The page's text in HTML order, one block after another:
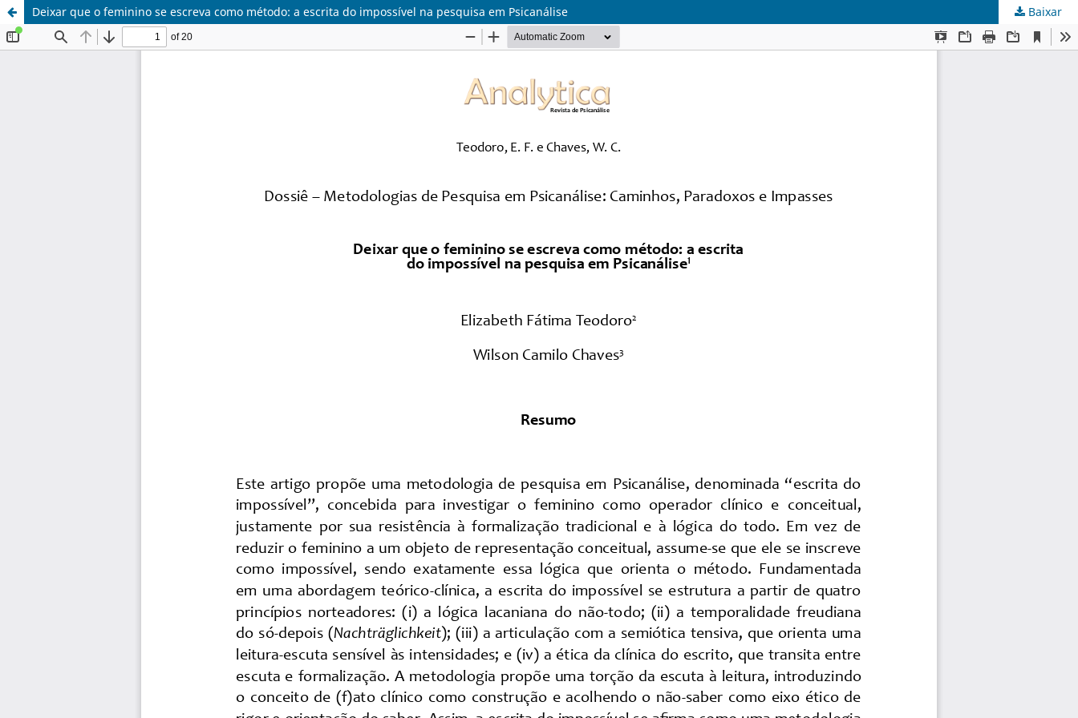
Deixar que o feminino se escreva como método: a escrita do impossível na pesquisa em Psicanálise Baixar